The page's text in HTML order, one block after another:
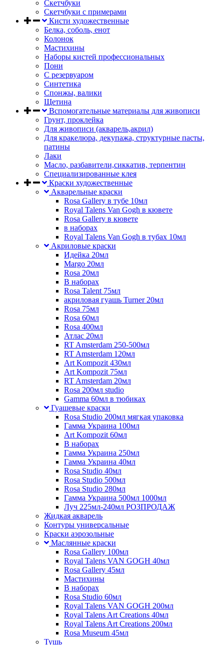
Скетчбуки
Скетчбуки с примерами
Кисти художественные
Белка, соболь, енот
Колонок
Мастихины
Наборы кистей профессиональных
Пони
С резервуаром
Синтетика
Спонжы, валики
Щетина
Вспомогательные материалы для живописи
Грунт, проклейка
Для живописи (акварель,акрил)
Для кракелюра, декупажа, структурные пасты,
патины
Лаки
Масло, разбавители,сиккатив, терпентин
Специализированные клея
Краски художественные
Акварельные краски
Rosa Gallery в тубе 10мл
Royal Talens Van Gogh в кювете
Rosa Gallery в кювете
в наборах
Royal Talens Van Gogh в тубах 10мл
Акриловые краски
Идейка 20мл
Margo 20мл
Rosa 20мл
В наборах
Rosa Talent 75мл
акриловая гуашь Turner 20мл
Rosa 75мл
Rosa 60мл
Rosa 400мл
Атлас 20мл
RT Amsterdam 250-500мл
RT Amsterdam 120мл
Art Kompozit 430мл
Art Kompozit 75мл
RT Amsterdam 20мл
Rosa 200мл studio
Gamma 60мл в тюбиках
Гуашевые краски
Rosa Studio 200мл мягкая упаковка
Гамма Украина 100мл
Art Kompozit 60мл
В наборах
Гамма Украина 250мл
Гамма Украина 40мл
Rosa Studio 40мл
Rosa Studio 500мл
Rosa Studio 280мл
Гамма Украина 500мл 1000мл
Луч 225мл-240мл РОЗПРОДАЖ
Жидкая акварель
Контуры универсальные
Краски аэрозольные
Маслянные краски
Rosa Gallery 100мл
Royal Talens VAN GOGH 40мл
Rosa Gallery 45мл
Мастихины
В наборах
Rosa Studio 60мл
Royal Talens VAN GOGH 200мл
Royal Talens Art Creations 40мл
Royal Talens Art Creations 200мл
Rosa Museum 45мл
Тушь